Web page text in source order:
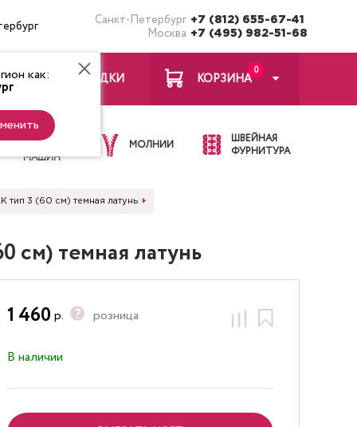
Санкт-Петербург +7 (812) 655-67-41
Москва +7 (495) 982-51-68
как: ЗАКЛАДКИ
0
КОРЗИНА
ИГЛЫ ДЛЯ
ШВЕЙНЫХ
МАШИН
МОЛНИИ
ШВЕЙНАЯ
ФУРНИТУРА
тип 3 (60 см) темная латунь
см) темная латунь
1 460 р. розница
В наличии